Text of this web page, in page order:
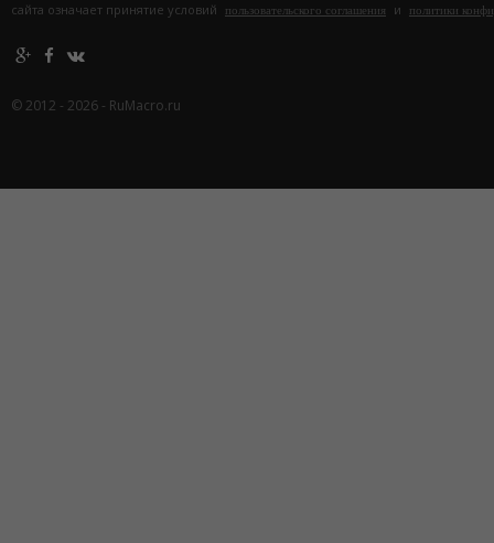
сайта означает принятие условий
пользовательского соглашения и политики
© 2012 - 2026 - RuMacro.ru